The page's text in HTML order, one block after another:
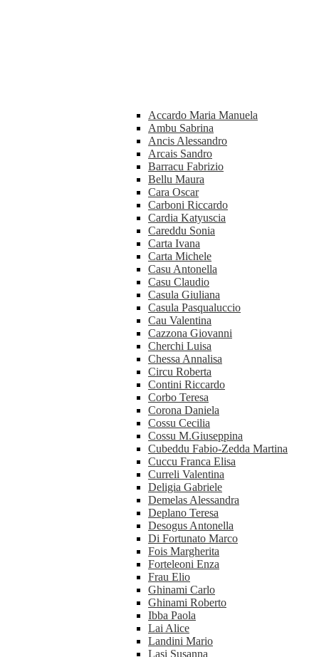
Accardo Maria Manuela
Ambu Sabrina
Ancis Alessandro
Arcais Sandro
Barracu Fabrizio
Bellu Maura
Cara Oscar
Carboni Riccardo
Cardia Katyuscia
Careddu Sonia
Carta Ivana
Carta Michele
Casu Antonella
Casu Claudio
Casula Giuliana
Casula Pasqualuccio
Cau Valentina
Cazzona Giovanni
Cherchi Luisa
Chessa Annalisa
Circu Roberta
Contini Riccardo
Corbo Teresa
Corona Daniela
Cossu Cecilia
Cossu M.Giuseppina
Cubeddu Fabio-Zedda Martina
Cuccu Franca Elisa
Curreli Valentina
Deligia Gabriele
Demelas Alessandra
Deplano Teresa
Desogus Antonella
Di Fortunato Marco
Fois Margherita
Forteleoni Enza
Frau Elio
Ghinami Carlo
Ghinami Roberto
Ibba Paola
Lai Alice
Landini Mario
Lasi Susanna